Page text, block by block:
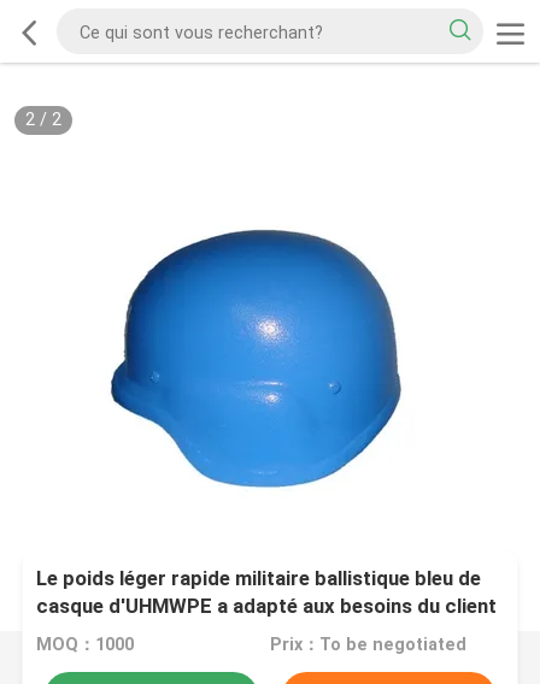
2/ 2
Le poids léger rapide militaire ballistique bleu de
casque d'UHMWPE a adapté aux besoins du client
MOQ：1000 Prix：To be negotiated